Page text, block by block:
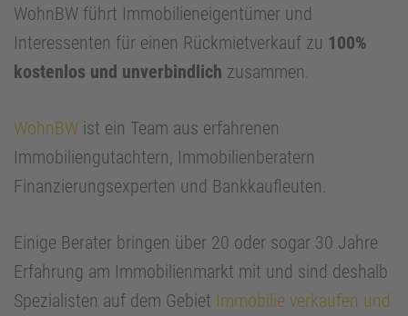
WohnBW führt Immobilieneigentümer und
Interessenten für einen Rückmietverkauf zu 100%
kostenlos und unverbindlich zusammen.
WohnBW ist ein Team aus erfahrenen
Immobiliengutachtern, Immobilienberatern
Finanzierungsexperten und Bankkaufleuten.
Einige Berater bringen über 20 oder sogar 30 Jahre
Erfahrung am Immobilienmarkt mit und sind deshalb
Spezialisten auf dem Gebiet Immobilie verkaufen und